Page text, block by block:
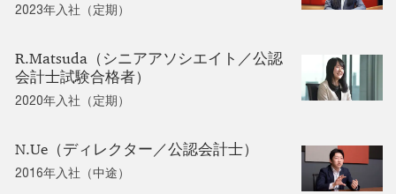
2023年入社（定期）
R.Matsuda（シニアアソシエイト／公認
会計士試験合格者）
2020年入社（定期）
N.Ue（ディレクター／公認会計士）
2016年入社（中途）